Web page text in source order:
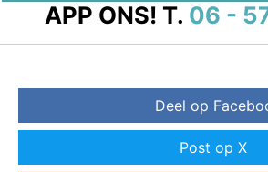
APP ONS! T. 06 -
Deel op
Post op X